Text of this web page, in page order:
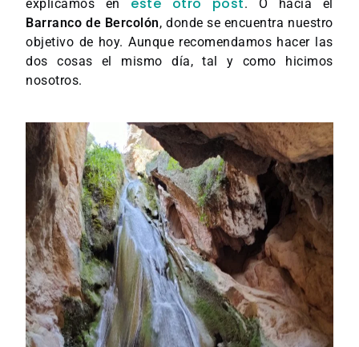
explicamos en este otro post. O hacia el
Barranco de Bercolón, donde se encuentra nuestro
objetivo de hoy. Aunque recomendamos hacer las
dos cosas el mismo día, tal y como hicimos
nosotros.